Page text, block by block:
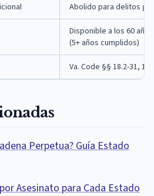
Abolido para delitos
Disponible a los 60
(5+ años cumplidos)
Va. Code §§ 18.2-31,
Perpetua? Guía Estado
Asesinato para Cada Estado